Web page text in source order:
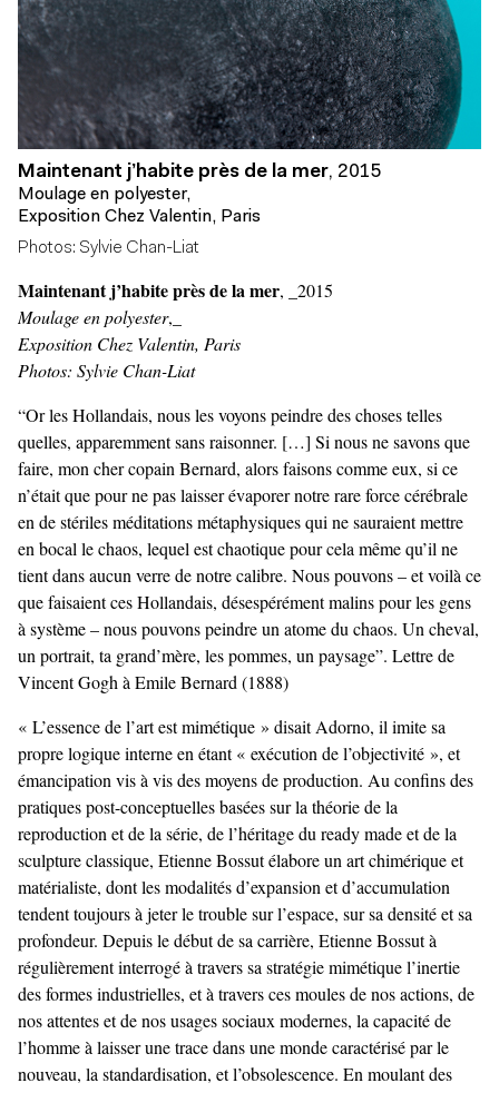
Maintenant j’habite près de la mer, 2015
Moulage en polyester,
Exposition Chez Valentin, Paris
Photos: Sylvie Chan-Liat
Maintenant j’habite près de la mer, _2015
Moulage en polyester,_
Exposition Chez Valentin, Paris
Photos: Sylvie Chan-Liat
“Or les Hollandais, nous les voyons peindre des choses telles
quelles, apparemment sans raisonner. […] Si nous ne savons que
faire, mon cher copain Bernard, alors faisons comme eux, si ce
n’était que pour ne pas laisser évaporer notre rare force cérébrale
en de stériles méditations métaphysiques qui ne sauraient mettre
en bocal le chaos, lequel est chaotique pour cela même qu’il ne
tient dans aucun verre de notre calibre. Nous pouvons – et voilà ce
que faisaient ces Hollandais, désespérément malins pour les gens
à système – nous pouvons peindre un atome du chaos. Un cheval,
un portrait, ta grand’mère, les pommes, un paysage”. Lettre de
Vincent Gogh à Emile Bernard (1888)
« L’essence de l’art est mimétique » disait Adorno, il imite sa
propre logique interne en étant « exécution de l’objectivité », et
émancipation vis à vis des moyens de production. Au confins des
pratiques post-conceptuelles basées sur la théorie de la
reproduction et de la série, de l’héritage du ready made et de la
sculpture classique, Etienne Bossut élabore un art chimérique et
matérialiste, dont les modalités d’expansion et d’accumulation
tendent toujours à jeter le trouble sur l’espace, sur sa densité et sa
profondeur. Depuis le début de sa carrière, Etienne Bossut à
régulièrement interrogé à travers sa stratégie mimétique l’inertie
des formes industrielles, et à travers ces moules de nos actions, de
nos attentes et de nos usages sociaux modernes, la capacité de
l’homme à laisser une trace dans une monde caractérisé par le
nouveau, la standardisation, et l’obsolescence. En moulant des